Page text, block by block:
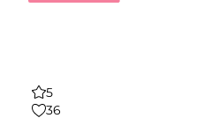
5
36